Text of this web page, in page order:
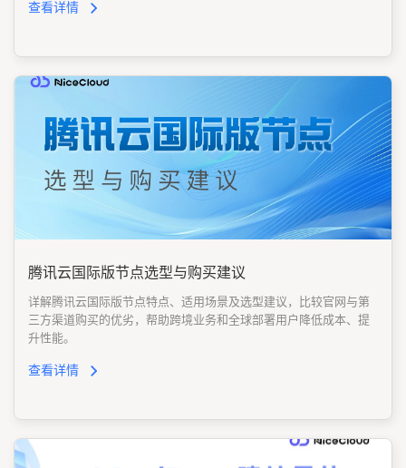
查看详情
腾讯云国际版节点选型与购买建议
详解腾讯云国际版节点特点、适用场景及选型建议，比较官网与第
三方渠道购买的优劣，帮助跨境业务和全球部署用户降低成本、提
升性能。
查看详情